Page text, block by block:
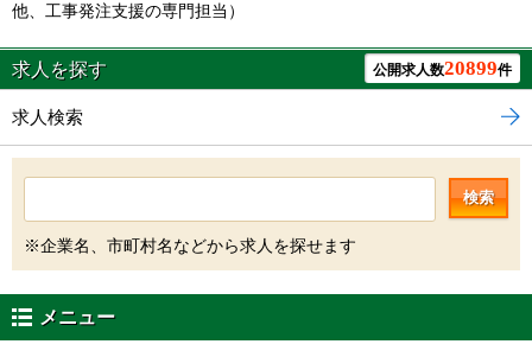
他、工事発注支援の専門担当）
求人を探す 公開求人数20899件
求人検索
検索
※企業名、市町村名などから求人を探せます
メニュー